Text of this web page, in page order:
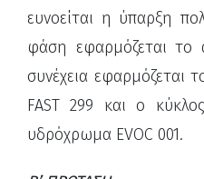
ευνοείται η ύπαρξη
φάση εφαρμόζεται το
συνέχεια εφαρμόζεται
FAST 299 και ο
υδρόχρωμα EVOC 001.